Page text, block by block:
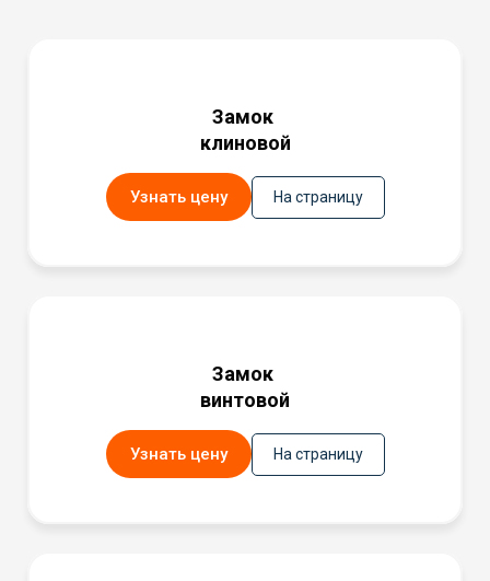
Замок
клиновой
Узнать цену На страницу
Замок
винтовой
Узнать цену На страницу